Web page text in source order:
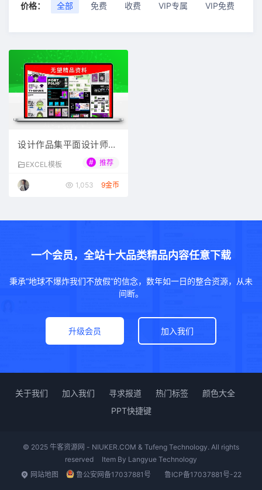
价格： 全部 免费 收费 VIP专属 VIP免费
设计作品集平面设计师pp
t面试UI作品展示排版模
板psd设计素材美工
EXCEL模板 # 推荐
1,053 9金币
一个会员，全站十大品类精品内容任意下载
秉承“地球不爆炸我们不放假”的信念，数年如一日的整合资源，从未
间断。
升级会员 加入我们
关于我们 加入我们 寻求报道 热门标签
颜色大全
PPT快捷键
© 2025 牛客资源网 - NIUKER.COM & Tufeng Technology. All rights
reserved
Item By Langyue Technology
网站地图
鲁公安网备17037881号 鲁ICP备17037881号-22